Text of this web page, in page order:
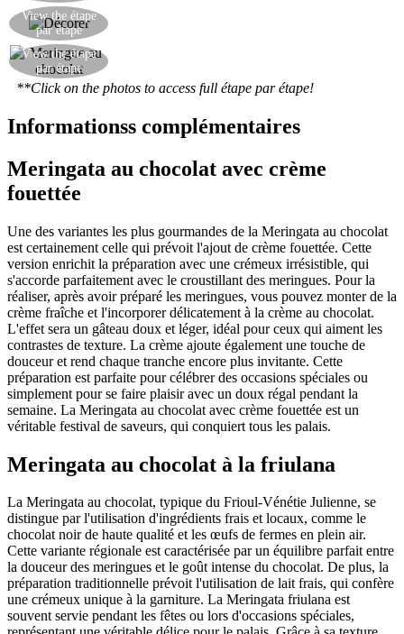
View the étape
par étape
View the étape
par étape
**Click on the photos to access full étape par étape!
Informationss complémentaires
Meringata au chocolat avec crème
fouettée
Une des variantes les plus gourmandes de la Meringata au chocolat
est certainement celle qui prévoit l'ajout de crème fouettée. Cette
version enrichit la préparation avec une crémeux irrésistible, qui
s'accorde parfaitement avec le croustillant des meringues. Pour la
réaliser, après avoir préparé les meringues, vous pouvez monter de la
crème fraîche et l'incorporer délicatement à la crème au chocolat.
L'effet sera un gâteau doux et léger, idéal pour ceux qui aiment les
contrastes de texture. La crème ajoute également une touche de
douceur et rend chaque tranche encore plus invitante. Cette
préparation est parfaite pour célébrer des occasions spéciales ou
simplement pour se faire plaisir avec un doux régal pendant la
semaine. La Meringata au chocolat avec crème fouettée est un
véritable festival de saveurs, qui conquiert tous les palais.
Meringata au chocolat à la friulana
La Meringata au chocolat, typique du Frioul-Vénétie Julienne, se
distingue par l'utilisation d'ingrédients frais et locaux, comme le
chocolat noir de haute qualité et les œufs de fermes en plein air.
Cette variante régionale est caractérisée par un équilibre parfait entre
la douceur des meringues et le goût intense du chocolat. De plus, la
préparation traditionnelle prévoit l'utilisation de lait frais, qui confère
une crémeux unique à la garniture. La Meringata friulana est
souvent servie pendant les fêtes ou lors d'occasions spéciales,